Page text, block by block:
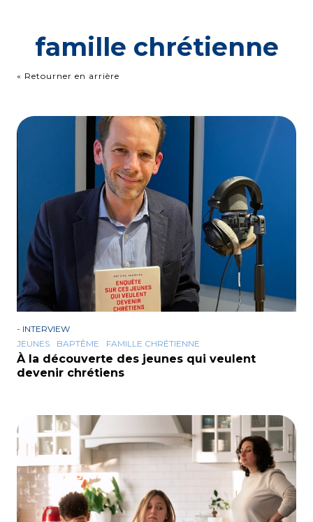
famille chrétienne
« Retourner en arrière
- INTERVIEW
JEUNES
BAPTÊME FAMILLE CHRÉTIENNE
À la découverte des jeunes qui veulent
devenir chrétiens